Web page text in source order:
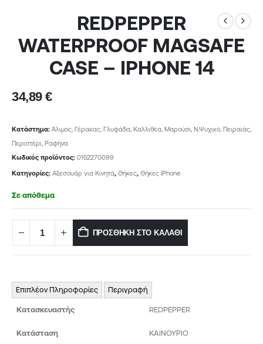
REDPEPPER
WATERPROOF MAGSAFE
CASE – IPHONE 14
34,89€
Κατάστημα: Άλιμος, Γέρακας, Γλυφάδα, Καλλιθέα, Μαρούσι, Ν.Ψυχικό, Πειραιάς,
Περιστέρι, Ραφήνα
Κωδικός προϊόντος: 0152270099
Κατηγορίες: Αξεσουάρ για Κινητά, Θήκες, Θήκες iPhone
Σε απόθεμα
ΠΡΟΣΘΉΚΗ ΣΤΟ ΚΑΛΆΘΙ
Επιπλέον Πληροφορίες Περιγραφή
Κατασκευαστής REDPEPPER
Κατάσταση ΚΑΙΝΟΥΡΙΟ